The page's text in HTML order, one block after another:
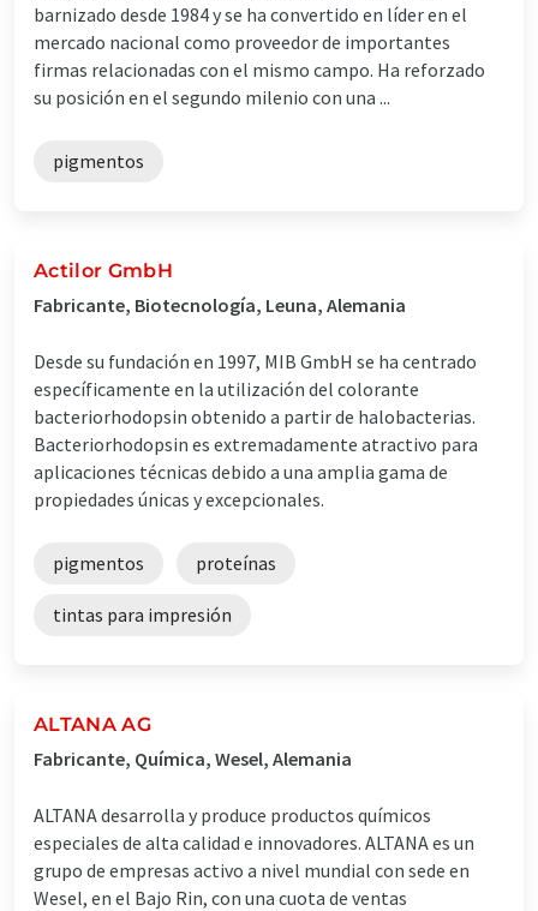
barnizado desde 1984 y se ha convertido en líder en el
mercado nacional como proveedor de importantes
firmas relacionadas con el mismo campo. Ha reforzado
su posición en el segundo milenio con una ...
pigmentos
Actilor GmbH
Fabricante, Biotecnología, Leuna, Alemania
Desde su fundación en 1997, MIB GmbH se ha centrado
específicamente en la utilización del colorante
bacteriorhodopsin obtenido a partir de halobacterias.
Bacteriorhodopsin es extremadamente atractivo para
aplicaciones técnicas debido a una amplia gama de
propiedades únicas y excepcionales.
pigmentos proteínas
tintas para impresión
ALTANA AG
Fabricante, Química, Wesel, Alemania
ALTANA desarrolla y produce productos químicos
especiales de alta calidad e innovadores. ALTANA es un
grupo de empresas activo a nivel mundial con sede en
Wesel, en el Bajo Rin, con una cuota de ventas